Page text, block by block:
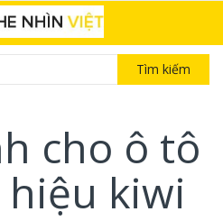
Tìm kiếm
cho ô tô
kiwi